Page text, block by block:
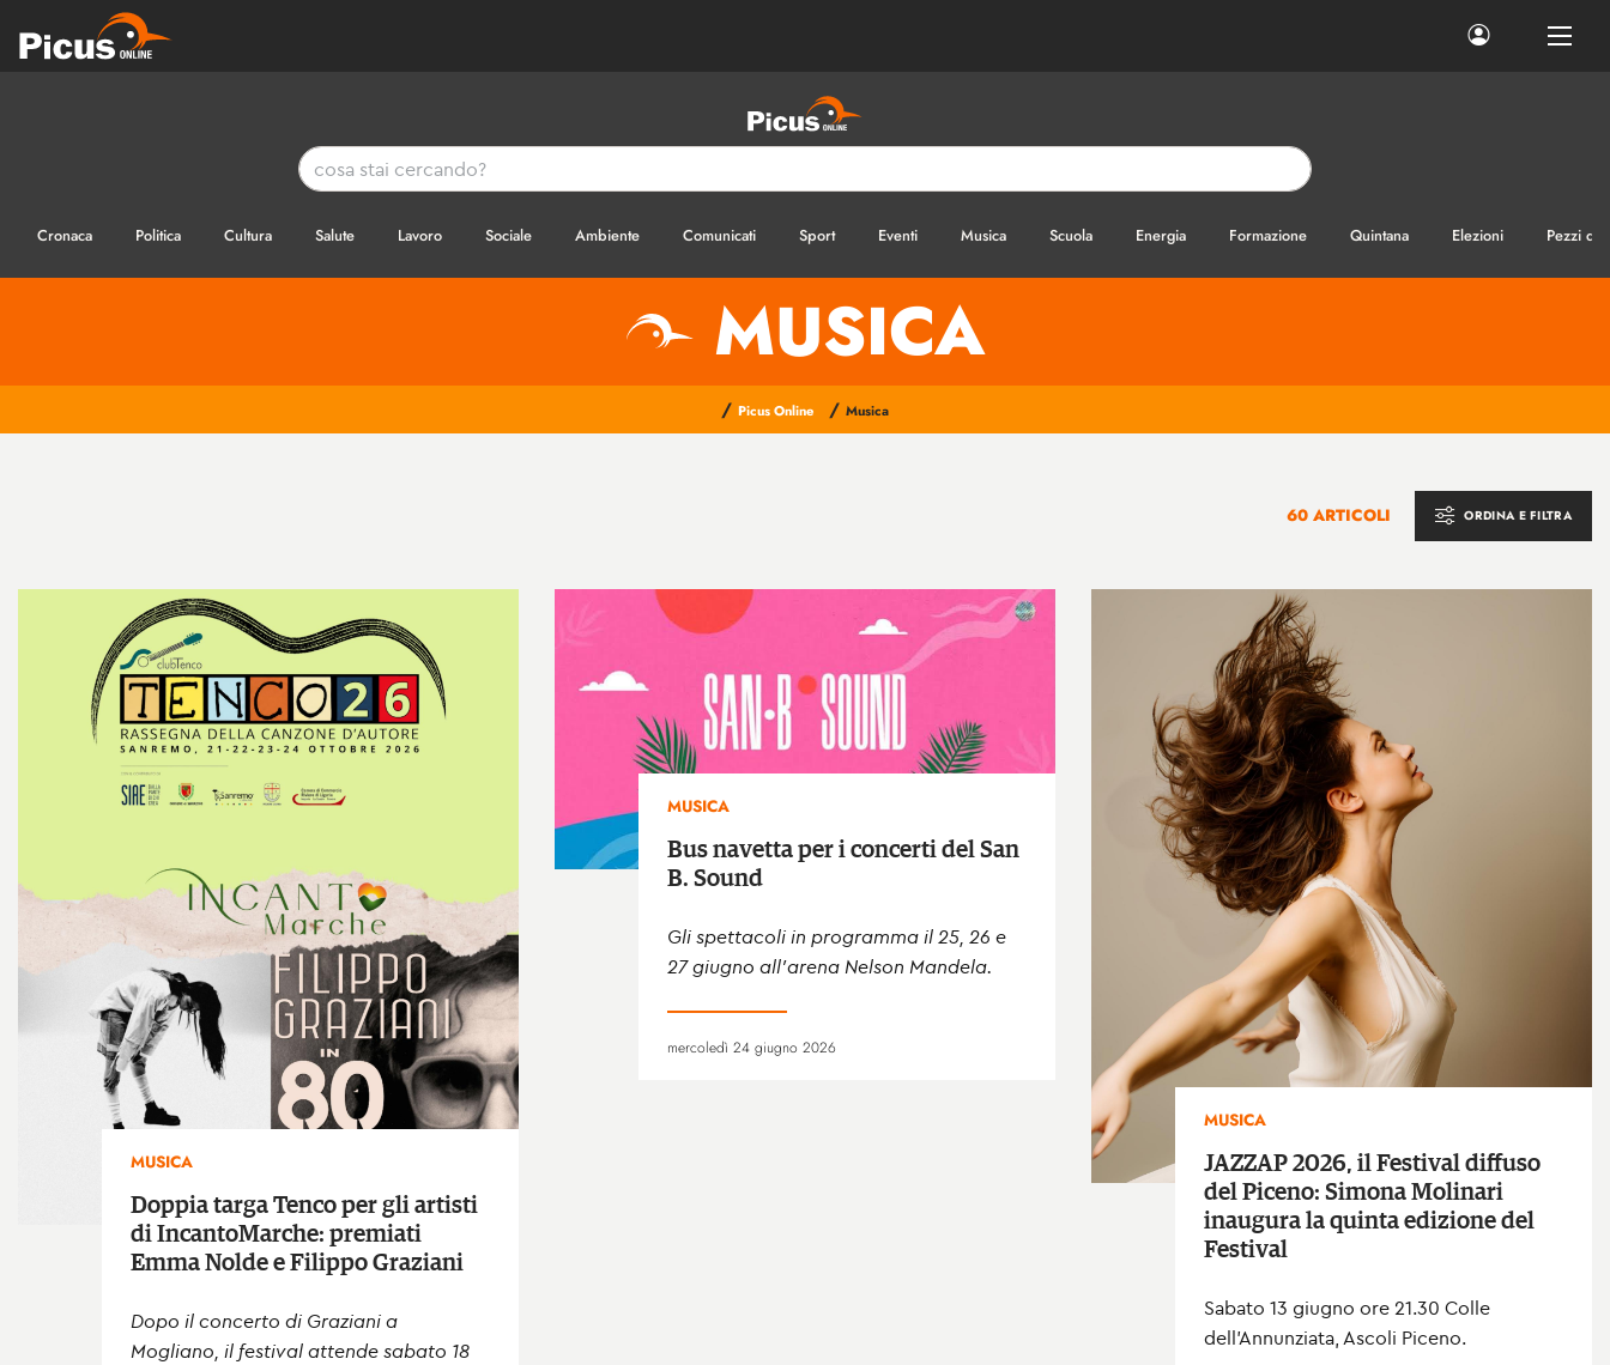
Cronaca Politica Cultura Salute Lavoro Sociale Ambiente Comunicati Sport Eventi Musica Scuola Energia Formazione Quintana Elezioni Pezzi di
MUSICA
/ Picus Online / Musica
60 ARTICOLI ORDINA E FILTRA
MUSICA
Doppia targa Tenco per gli artisti
di IncantoMarche: premiati
Emma Nolde e Filippo Graziani
Dopo il concerto di Graziani a
Mogliano, il festival attende sabato 18
MUSICA
Bus navetta per i concerti del San
B. Sound
Gli spettacoli in programma il 25, 26 e
27 giugno all’arena Nelson Mandela.
mercoledì 24 giugno 2026
MUSICA
JAZZAP 2026, il Festival diffuso
del Piceno: Simona Molinari
inaugura la quinta edizione del
Festival
Sabato 13 giugno ore 21.30 Colle
dell’Annunziata, Ascoli Piceno.